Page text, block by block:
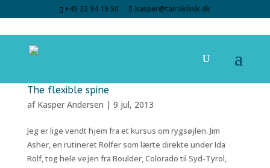
+45 22 94 19 50 kasper@tairoklinik.dk
The flexible spine
af Kasper Andersen | 9 jul, 2013
Jeg er lige vendt hjem fra et kursus om rygsøjlen. Jim
Asher, en rutineret Rolfer som lærte direkte under Ida
Rolf, tog hele vejen fra Boulder, Colorado til Syd-Tyrol,